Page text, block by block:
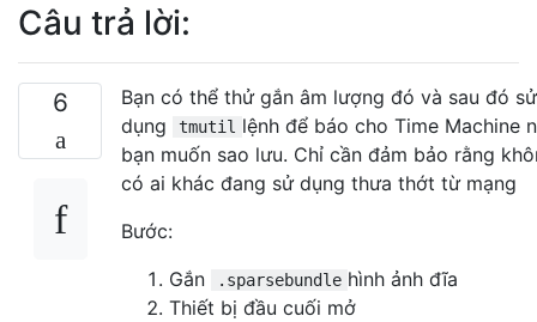
Câu trả lời:
6
Bạn có thể thử gắn âm lượng đó và sau đó sử
dụng
tmutil lệnh để báo cho Time Machine
bạn muốn sao lưu. Chỉ cần đảm bảo rằng
có ai khác đang sử dụng thưa thớt từ mạng
Bước:
Gắn
.sparsebundle hình ảnh đĩa
Thiết bị đầu cuối mở